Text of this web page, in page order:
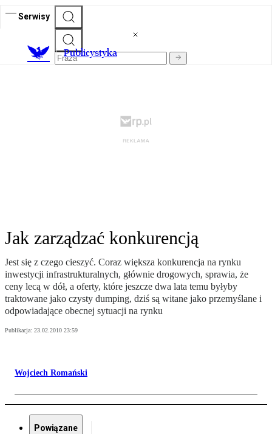
Serwisy
Publicystyka
Jak zarządzać konkurencją
Jest się z czego cieszyć. Coraz większa konkurencja na rynku
inwestycji infrastrukturalnych, głównie drogowych, sprawia, że
ceny lecą w dół, a oferty, które jeszcze dwa lata temu byłyby
traktowane jako czysty dumping, dziś są witane jako przemyślane i
odpowiadające obecnej sytuacji na rynku
Publikacja: 23.02.2010 23:59
Wojciech Romański
Powiązane